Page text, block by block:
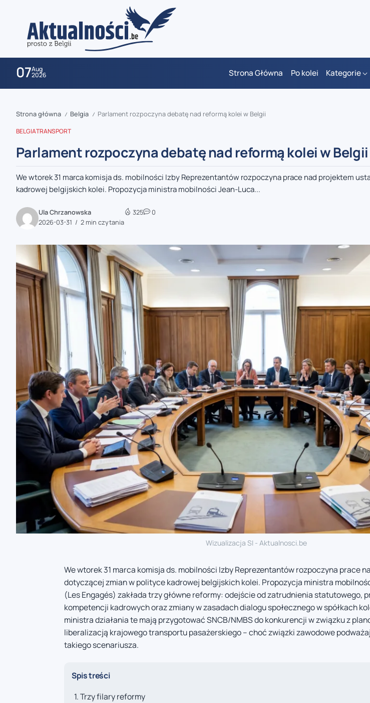
07Aug
2026 Strona Główna Po kolei Kategorie
zaobserwuj nas
zaobserwuj nas
zaobserwuj nas
zaobserwuj nas
zaobserwuj nas
Strona główna / Belgia / Parlament rozpoczyna debatę nad reformą kolei w Belgii
BELGIATRANSPORT
Parlament rozpoczyna debatę nad reformą kolei w Belgii
We wtorek 31 marca komisja ds. mobilności Izby Reprezentantów rozpoczyna prace nad projektem
kadrowej belgijskich kolei. Propozycja ministra mobilności Jean-Luca...
Ula Chrzanowska
2026-03-31
2 min czytania
325 0
Wizualizacja SI - Aktualnosci.be
We wtorek 31 marca komisja ds. mobilności Izby Reprezentantów rozpoczyna prace
dotyczącej zmian w polityce kadrowej belgijskich kolei. Propozycja ministra
(Les Engagés) zakłada trzy główne reformy: odejście od zatrudnienia statutowego,
kompetencji kadrowych oraz zmiany w zasadach dialogu społecznego w spółkach
ministra działania te mają przygotować SNCB/NMBS do konkurencji w związku z
liberalizacją krajowego transportu pasażerskiego – choć związki zawodowe
takiego scenariusza.
Spis treści
Trzy filary reformy